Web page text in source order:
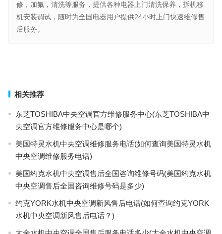
修，加氟，清洗等服务，提供各种电器上门清洗保养，拆机移
机安装调试，随时为全国电器用户提供24小时上门快速维修售
后服务。
相关推荐
东芝TOSHIBA中央空调官方维修服务中心(东芝TOSHIBA中
央空调官方维修服务中心是哪个)
美国特灵水机中央空调维修服务电话(如何查询美国特灵水机
中央空调维修服务电话)
美国约克水机中央空调售后全国咨询维修号码(美国约克水机
中央空调售后全国咨询维修号码是多少)
约克YORK水机中央空调新风售后电话(如何查询约克YORK
水机中央空调新风售后电话？)